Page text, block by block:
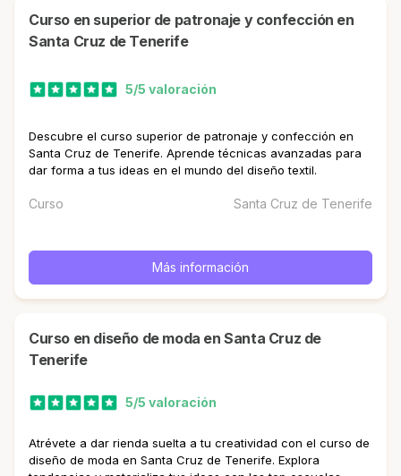
curso en superior de patronaje y confección en
Santa Cruz de Tenerife
5/5 valoración
Descubre el curso superior de patronaje y confección en
Santa Cruz de Tenerife. Aprende técnicas avanzadas para
dar forma a tus ideas en el mundo del diseño textil.
Curso Santa Cruz de Tenerife
Más información
curso en diseño de moda en Santa Cruz de
Tenerife
5/5 valoración
Atrévete a dar rienda suelta a tu creatividad con el curso de
diseño de moda en Santa Cruz de Tenerife. Explora